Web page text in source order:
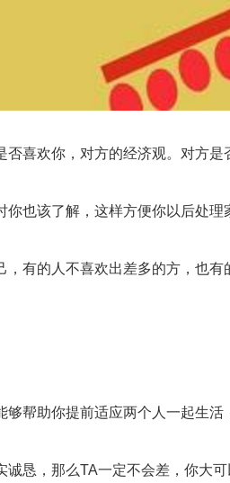
欢你，对方的经济观。对方是
也该了解，这样方便你以后处理
的人不喜欢出差多的方，也有
助你提前适应两个人一起生活
，那么TA一定不会差，你大可